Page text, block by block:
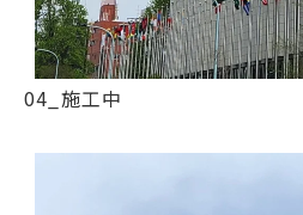
04_施工中